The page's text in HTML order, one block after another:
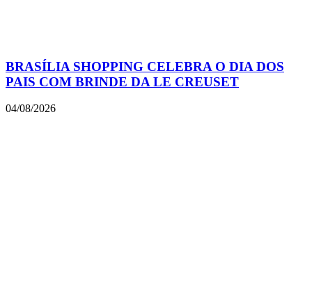
BRASÍLIA SHOPPING CELEBRA O DIA DOS
PAIS COM BRINDE DA LE CREUSET
04/08/2026